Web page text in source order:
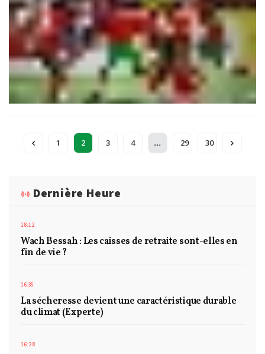
parcours remarquable et tombeurs de Levante aux tirs au but,
entendent créer la surprise. Les Marocains, eux, veulent
conclure en beauté une campagne estivale parfaitement
maîtrisée sur la pelouse du stade Els Arcs.
1 2 3 4 ... 29 30
Dernière Heure
18:12
Wach Bessah : Les caisses de retraite sont-elles en
fin de vie ?
16:35
La sécheresse devient une caractéristique durable
du climat (Experte)
16:28